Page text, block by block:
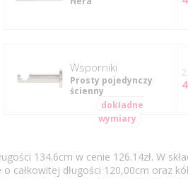
Wsporniki
Prosty pojedynczy
ścienny
dokładne
wymiary
134.6cm w cenie 126.14zł. W
długości 120,00cm oraz